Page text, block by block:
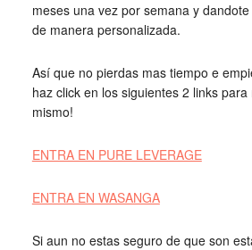
meses una vez por semana y
de manera personalizada.
Asíque no pierdas mas tiempo e
haz click en los siguientes 2 links
mismo!
ENTRA EN PURE LEVERAGE
ENTRA EN WASANGA
Si aun no estas seguro de que son